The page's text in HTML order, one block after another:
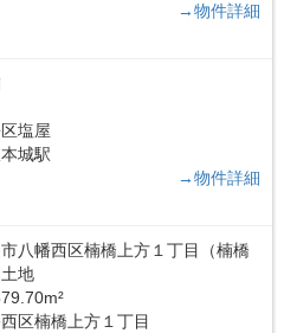
→物件詳細
塩屋
城駅
→物件詳細
八幡西区楠橋上方１丁目（楠橋
地
区楠橋上方１丁目